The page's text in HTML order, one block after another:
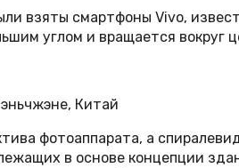
взяты смартфоны Vivo,
углом и вращается
фотоаппарата, а
в основе концепции